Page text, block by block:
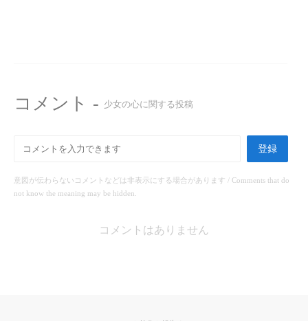
コメント - 少女の心に関する投稿
登録
意図が伝わらないコメントなどは非表示にする場合があります / Comments that do
not know the meaning may be hidden.
コメントはありません